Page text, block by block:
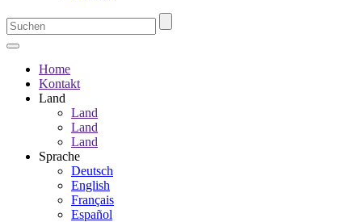
Home
Kontakt
Land
Land
Land
Land
Sprache
Deutsch
English
Français
Español